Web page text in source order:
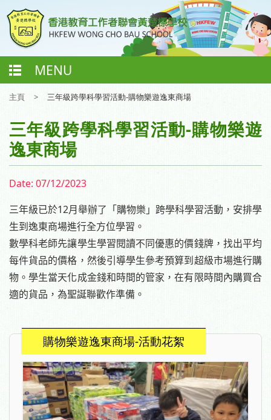
MENU
主頁 > 三年級跨學科學習活動-購物樂遊逸東商場
三年級跨學科學習活動-購物樂遊
逸東商場
Date: 07/12/2023
三年級已於12月舉辦了「購物樂」跨學科學習活動，安排學
生到逸東商場進行全方位學習。
數學科老師先讓學生學習閱讀不同優惠的價錢牌，找出平均
每件貨品的價格，然後引導學生參考預算到超級市場進行購
物。學生當天化成金錢和時間的管家，在有限時間內購買合
適的貨品，為聖誕聯歡作準備。
購物樂遊逸東商場-活動花絮